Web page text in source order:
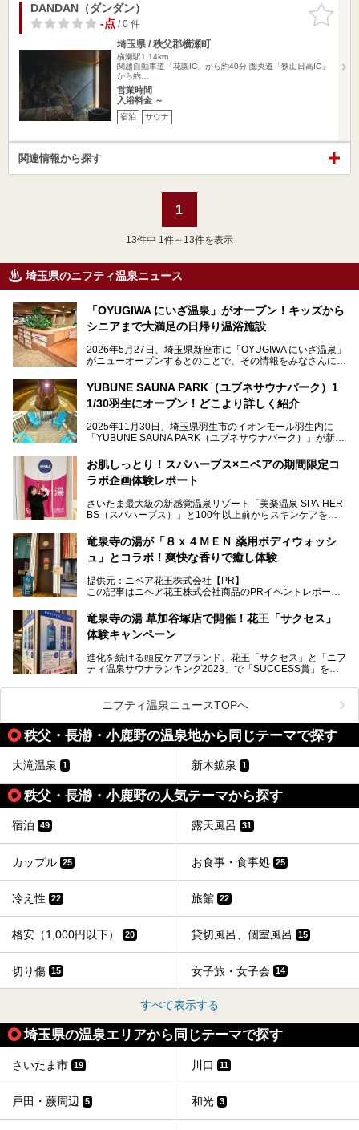
お気に入
りに追加
DANDAN（ダンダン）
-点/ 0 件
埼玉県 / 秩父郡横瀬町
横瀬駅1.14km
関越自動車道「花園IC」から約40分 圏央道「狭山日高IC」
から約…
営業時間
入浴料金 ～
宿泊 サウナ
関連情報から探す
1
13件中 1件～13件を表示
埼玉県のニフティ温泉ニュース
「OYUGIWA にいざ温泉」がオープン！キッズから
シニアまで大満足の日帰り温浴施設
2026年5月27日、埼玉県新座市に「OYUGIWA にいざ温泉」
がニューオープンするとのことで、その情報をみなさんにい
メインとなる黒湯の天然温泉や本格的なサウナをはじめ、4
種類のリラックスルームやお食事処、他施設とは一線を画す
てきました！
YUBUNE SAUNA PARK（ユブネサウナパーク）1
1/30羽生にオープン！どこより詳しく紹介
2025年11月30日、埼玉県羽生市のイオンモール羽生内に
「YUBUNE SAUNA PARK（ユブネサウナパーク）」が新規
今年の4月1日から楽久屋グループの一員となった「湯舞音
（ユブネ）」が新ブランド「YUBUNE SAUNA PARK」を立
湯舞音らしいサウナにこだわった遊び心満点の"銭湯×屋外サ
ウナ"施設で、男女別のお風呂のほか、水着やサウナ着で楽
ど、ユニークなポイントがいっぱい！
オープン前取材に行ってきましたので、早速どこより詳しく
紹介しちゃいます！
お肌しっとり！スパハーブス×ニベアの期間限定コ
ラボ企画体験レポート
さいたま最大級の新感覚温泉リゾート「美楽温泉 SPA-HER
BS（スパハーブス）」と100年以上前からスキンケアを考
読者モデルやインスタグラマーとして活躍している、美容＆
スパ大好きの畑瀬愛さんと取材してきました。
提供元：ニベア花王株式会社【PR】
この記事はニベア花王株式会社商品のPRイベントレポート
竜泉寺の湯が「８ｘ４ＭＥＮ 薬用ボディウォッシ
ュ」とコラボ！爽快な香りで癒し体験
提供元：ニベア花王株式会社【PR】
この記事はニベア花王株式会社商品のPRイベントレポート
ーーー
注目のボディウォッシュアイテム「８ｘ４ＭＥＮ 薬用ボデ
全国総合2位にランクインした人気温浴施設「竜泉寺の湯 草
加谷塚店」がコラボイベントを期間限定で開催中ということ
気になるその内容をチェックしてきました！
竜泉寺の湯 草加谷塚店で開催！花王「サクセス」
体験キャンペーン
進化を続ける頭皮ケアブランド、花王「サクセス」と「ニフ
ティ温泉サウナランキング2023」で「SUCCESS賞」を獲
ベントを開催。
早速訪問し、気になるその内容を取材してきました！
───
提供元：花王株式会社【PR】
この記事は花王株式会社商品のPRイベントレポート記事で
ニフティ温泉ニュースTOPへ
秩父・長瀞・小鹿野の温泉地から同じテーマで探す
大滝温泉 1 新木鉱泉 1
秩父・長瀞・小鹿野の人気テーマから探す
宿泊 49 露天風呂 31
カップル 25 お食事・食事処 25
冷え性 22 旅館 22
格安（1,000円以下） 20 貸切風呂、個室風呂 15
切り傷 15 女子旅・女子会 14
すべて表示する
埼玉県の温泉エリアから同じテーマで探す
さいたま市 19 川口 11
戸田・蕨周辺 5 和光 3